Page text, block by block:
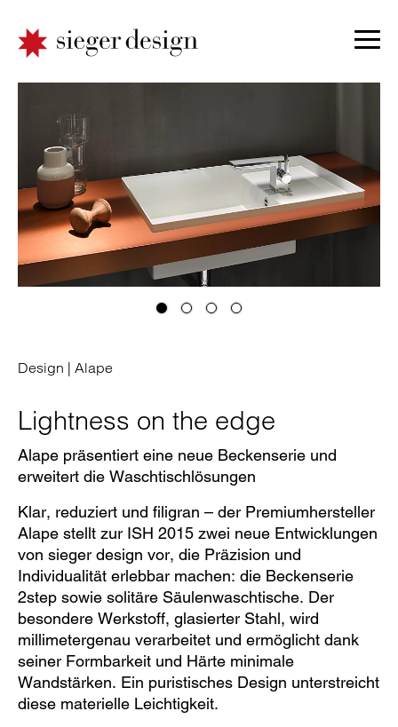
Design | Alape
Lightness on the edge
Alape präsentiert eine neue Beckenserie und
erweitert die Waschtischlösungen
Klar, reduziert und filigran – der Premiumhersteller
Alape stellt zur ISH 2015 zwei neue Entwicklungen
von sieger design vor, die Präzision und
Individualität erlebbar machen: die Beckenserie
2step sowie solitäre Säulenwaschtische. Der
besondere Werkstoff, glasierter Stahl, wird
millimetergenau verarbeitet und ermöglicht dank
seiner Formbarkeit und Härte minimale
Wandstärken. Ein puristisches Design unterstreicht
diese materielle Leichtigkeit.